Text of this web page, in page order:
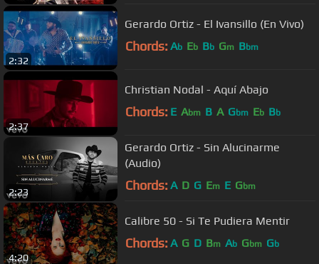
2:32
Gerardo Ortiz - El Ivansillo (En Vivo)
Chords: Ab Eb Bb Gm Bbm
2:37
Christian Nodal - Aquí Abajo
Chords: E Abm B A Gbm Eb Bb
2:23
Gerardo Ortiz - Sin Alucinarme
(Audio)
Chords: A D G Em E Gbm
4:20
Calibre 50 - Si Te Pudiera Mentir
Chords: A G D Bm Ab Gbm Gb